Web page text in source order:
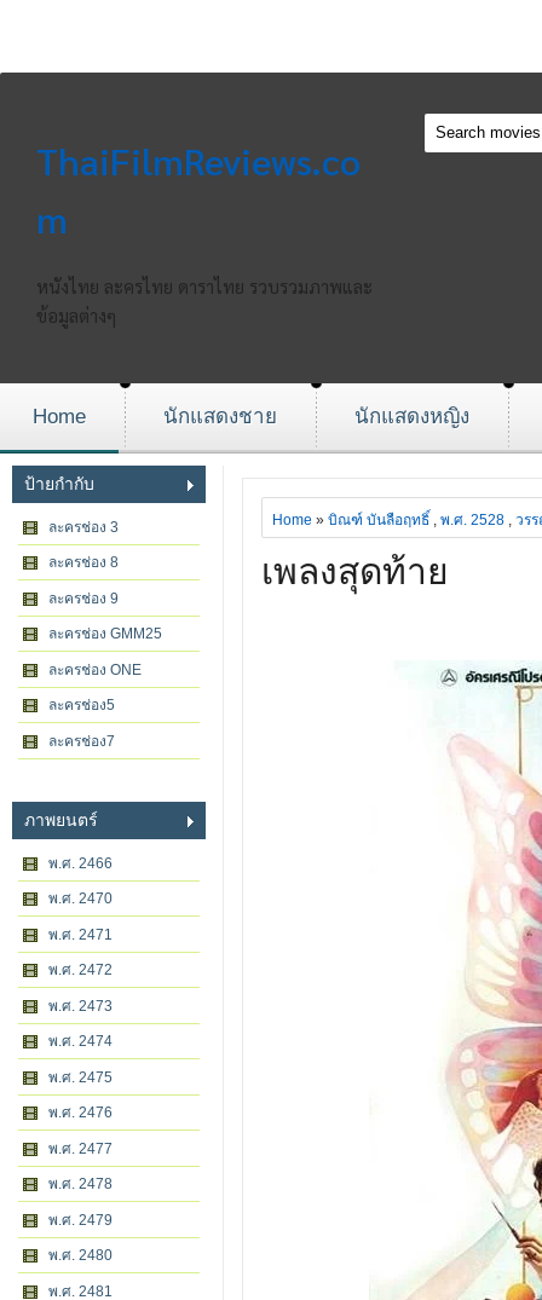
ThaiFilmReviews.co
m
หนังไทย ละครไทย ดาราไทย รวบรวมภาพและ
ข้อมูลต่างๆ
Home นักแสดงชาย นักแสดงหญิง
ป้ายกำกับ
ละครช่อง 3
ละครช่อง 8
ละครช่อง 9
ละครช่อง GMM25
ละครช่อง ONE
ละครช่อง5
ละครช่อง7
ภาพยนตร์
พ.ศ. 2466
พ.ศ. 2470
พ.ศ. 2471
พ.ศ. 2472
พ.ศ. 2473
พ.ศ. 2474
พ.ศ. 2475
พ.ศ. 2476
พ.ศ. 2477
พ.ศ. 2478
พ.ศ. 2479
พ.ศ. 2480
พ.ศ. 2481
Home » บิณฑ์ บันลือฤทธิ์ , พ.ศ. 2528 , วร
เพลงสุดท้าย